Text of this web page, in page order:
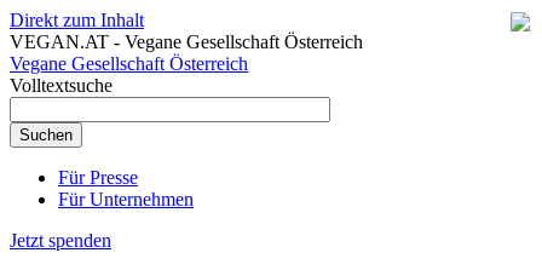
Direkt zum Inhalt
VEGAN.AT - Vegane Gesellschaft Österreich
Vegane Gesellschaft Österreich
Volltextsuche
Für Presse
Für Unternehmen
Jetzt spenden